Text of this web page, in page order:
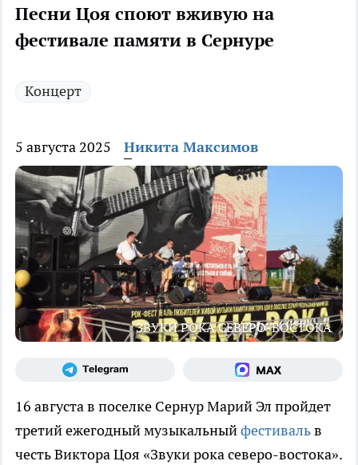
Песни Цоя споют вживую на
фестивале памяти в Сернуре
Концерт
5 августа 2025 Никита Максимов
ЗВУКИ РОКА СЕВЕРО-ВОСТОКА
16 августа в поселке Сернур Марий Эл пройдет
третий ежегодный музыкальныйфестивальв
честь Виктора Цоя «Звуки рока северо-востока».